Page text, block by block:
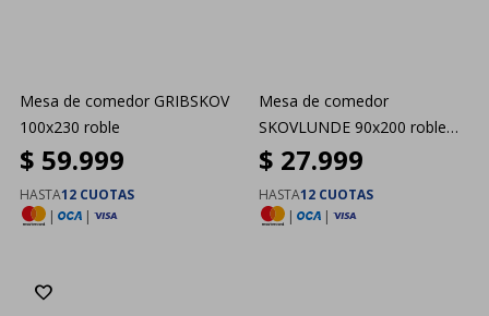
Mesa de comedor GRIBSKOV
100x230 roble
$ 59.999
HASTA12 CUOTAS
|
|
Mesa de comedor
SKOVLUNDE 90x200 roble
osc
$ 27.999
HASTA12 CUOTAS
|
|